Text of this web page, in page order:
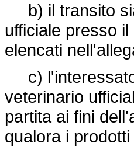
b) il transito
ufficiale presso
elencati
c) l'interessato
veterinario
partita ai fini
qualora i